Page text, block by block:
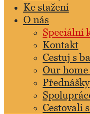
Ke stažení
O nás
Speciální
Kontakt
Cestuj s
Our
Přednášky
Cestovali